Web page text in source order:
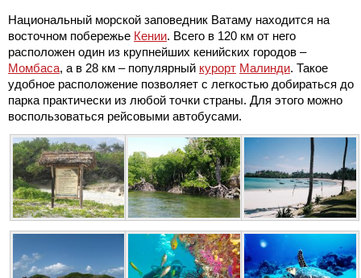
Национальный морской заповедник Ватаму находится на
восточном побережье Кении. Всего в 120 км от него
расположен один из крупнейших кенийских городов –
Момбаса, а в 28 км – популярный курорт Малинди. Такое
удобное расположение позволяет с легкостью добираться до
парка практически из любой точки страны. Для этого можно
воспользоваться рейсовыми автобусами.